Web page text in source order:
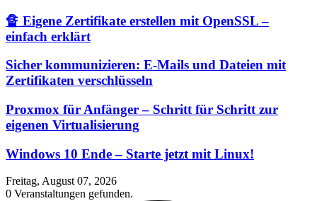
🔏 Eigene Zertifikate erstellen mit OpenSSL –
einfach erklärt
Sicher kommunizieren: E-Mails und Dateien mit
Zertifikaten verschlüsseln
Proxmox für Anfänger – Schritt für Schritt zur
eigenen Virtualisierung
Windows 10 Ende – Starte jetzt mit Linux!
Freitag, August 07, 2026
0 Veranstaltungen gefunden.